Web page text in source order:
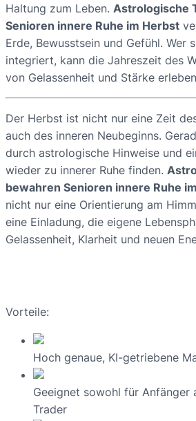
Haltung zum Leben. Astrologische
Senioren innere Ruhe im Herbst
Erde, Bewusstsein und Gefühl. Wer
integriert, kann die Jahreszeit des
von Gelassenheit und Stärke
Der Herbst ist nicht nur eine Zeit
auch des inneren Neubeginns.
durch astrologische Hinweise und
wieder zu innerer Ruhe finden.
bewahren Senioren innere Ruhe
nicht nur eine Orientierung am
eine Einladung, die eigene
Gelassenheit, Klarheit und neuen
Vorteile:
Hoch genaue, KI-getriebene
Geeignet sowohl für Anfänger
Trader